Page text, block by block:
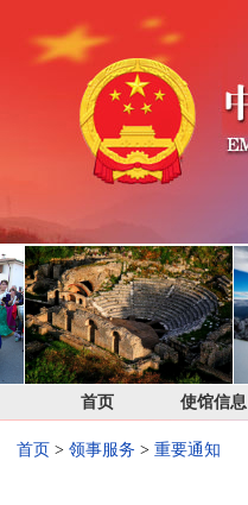
首页 使馆信息
首页 > 领事服务 > 重要通知